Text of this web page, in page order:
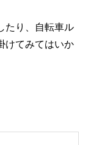
たり、自転車ル
けてみてはいか